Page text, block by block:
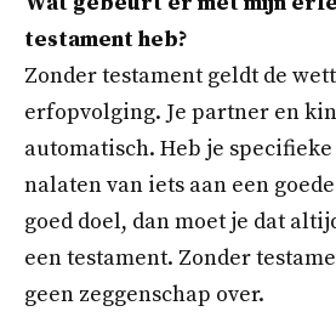
testament heb?
Zonder testament geldt de
erfopvolging. Je partner en
automatisch. Heb je
nalaten van iets aan een
goed doel, dan moet je dat
een testament. Zonder
geen zeggenschap over.